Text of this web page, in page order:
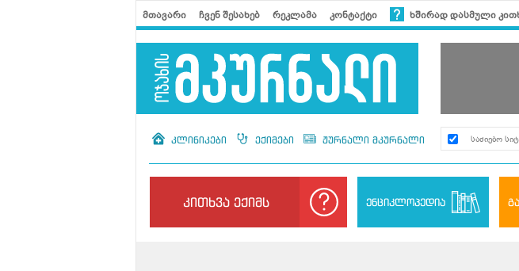
მთავარი ჩვენ შესახებ რეკლამა კონტაქტი ხშირად დასმული
კლინიკები ექიმები ჟურნალი მკურნალი
კითხვა ექიმს ენციკლოპედია